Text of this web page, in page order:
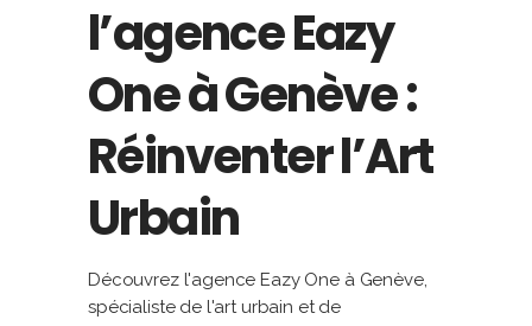
l’agence Eazy
One à Genève :
Réinventer l’Art
Urbain
Découvrez l'agence Eazy One à Genève,
spécialiste de l'art urbain et de